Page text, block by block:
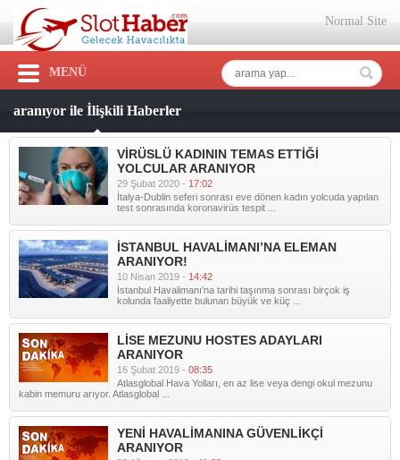
Normal Site
MENÜ
aranıyor ile İlişkili Haberler
VİRÜSLÜ KADININ TEMAS ETTİĞİ
YOLCULAR ARANIYOR
29 Şubat 2020 - 17:02
İtalya-Dublin seferi sonrası eve dönen kadın yolcuda yapılan
test sonrasında koronavirüs tespit ...
İSTANBUL HAVALİMANI’NA ELEMAN
ARANIYOR!
10 Nisan 2019 - 14:42
İstanbul Havalimanı'na tarihi taşınma sonrası birçok iş
kolunda faaliyette bulunan büyük ve küç ...
LİSE MEZUNU HOSTES ADAYLARI
ARANIYOR
16 Şubat 2019 - 08:35
Atlasglobal Hava Yolları, en az lise veya dengi okul mezunu
kabin memuru arıyor. Atlasglobal ...
YENİ HAVALİMANINA GÜVENLİKÇİ
ARANIYOR